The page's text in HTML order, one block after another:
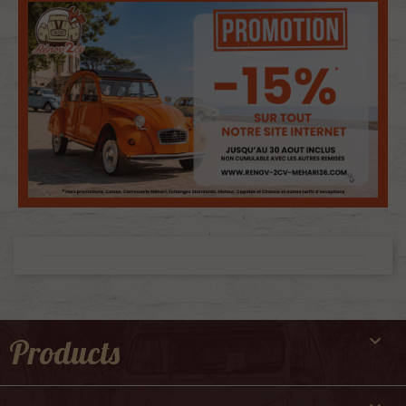
Products 